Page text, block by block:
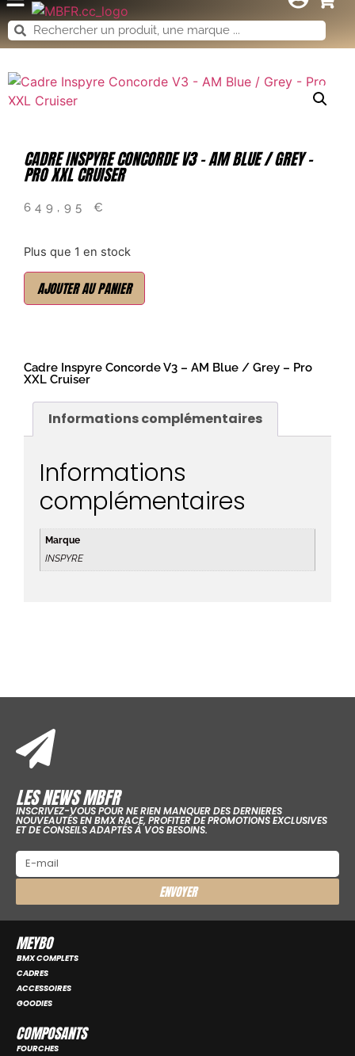
CADRE INSPYRE CONCORDE V3 – AM BLUE / GREY –
PRO XXL CRUISER
649,95 €
Plus que 1 en stock
AJOUTER AU PANIER
Cadre Inspyre Concorde V3 – AM Blue / Grey – Pro
XXL Cruiser
Informations complémentaires
Informations
complémentaires
Marque
INSPYRE
LES NEWS MBFR
INSCRIVEZ-VOUS POUR NE RIEN MANQUER DES DERNIERES
NOUVEAUTÉS EN BMX RACE, PROFITER DE PROMOTIONS EXCLUSIVES
ET DE CONSEILS ADAPTÉS À VOS BESOINS.
ENVOYER
MEYBO
BMX COMPLETS
CADRES
ACCESSOIRES
GOODIES
COMPOSANTS
FOURCHES